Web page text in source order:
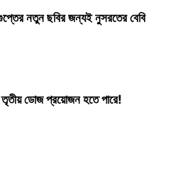
নতুন ছবির জন্যই নুসরতের বেবি
তৃতীয় ডোজ প্রয়োজন হতে পারে!